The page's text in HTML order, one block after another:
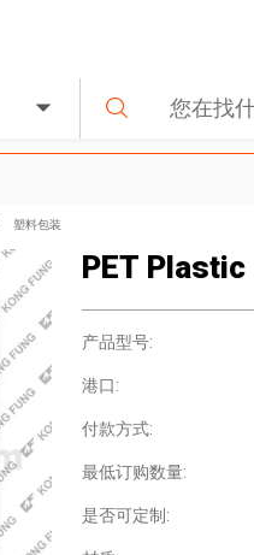
塑料包装
PET
产品型号:
港口:
付款方式:
最低订购数量:
是否可定制: